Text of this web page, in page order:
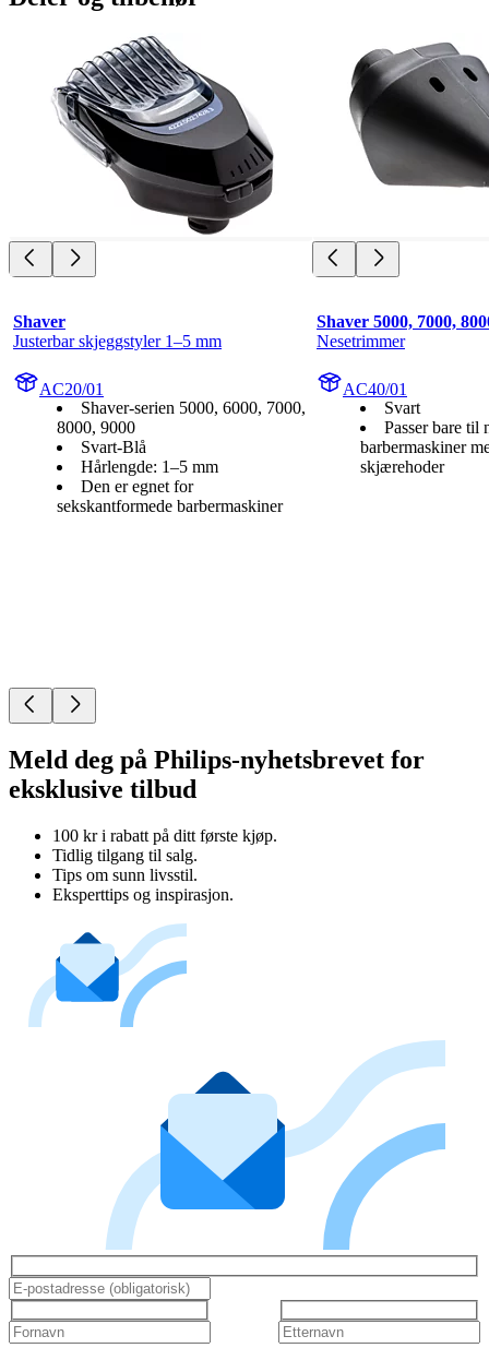
Shaver
Justerbar skjeggstyler 1–5 mm
AC20/01
Shaver-serien 5000, 6000, 7000,
8000, 9000
Svart-Blå
Hårlengde: 1–5 mm
Den er egnet for
sekskantformede barbermaskiner
Shaver 5000, 7000,
Nesetrimmer
AC40/01
Svart
Passer bare til
barbermaskiner
skjærehoder
Meld deg på Philips-nyhetsbrevet for
eksklusive tilbud
100 kr i rabatt på ditt første kjøp.
Tidlig tilgang til salg.
Tips om sunn livsstil.
Eksperttips og inspirasjon.